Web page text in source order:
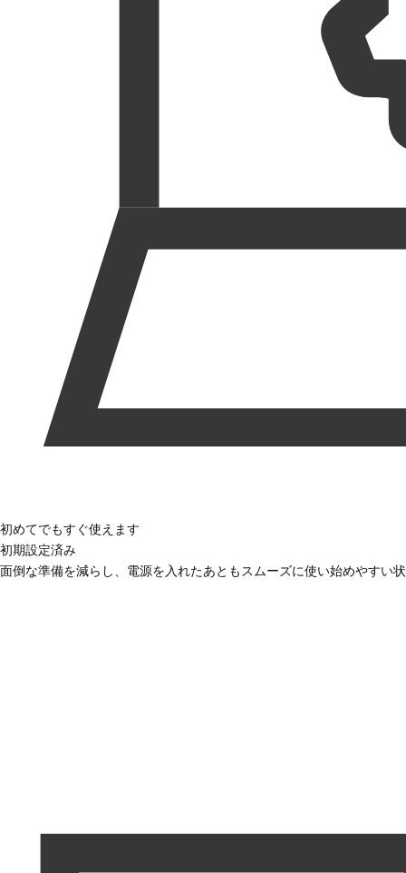
初めてでもすぐ使えます
初期設定済み
面倒な準備を減らし、電源を入れたあともスムーズに使い始めやすい